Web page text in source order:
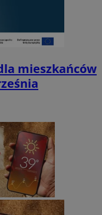
mieszkańców